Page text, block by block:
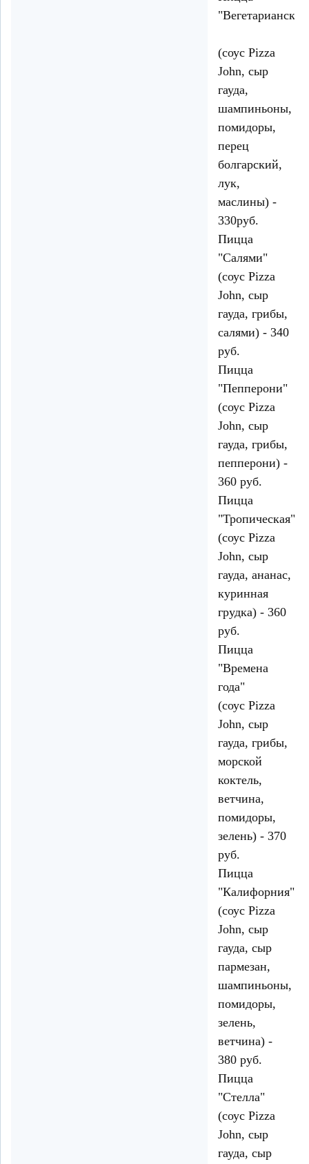
(соус Pizza
John, сыр
гауда,
шампиньоны,
помидоры,
перец
болгарский,
лук,
маслины) -
330руб.
Пицца
"Салями"
(соус Pizza
John, сыр
гауда, грибы,
салями) - 340
руб.
Пицца
"Пепперони"
(соус Pizza
John, сыр
гауда, грибы,
пепперони) -
360 руб.
Пицца
"Тропическая"
(соус Pizza
John, сыр
гауда, ананас,
куринная
грудка) - 360
руб.
Пицца
"Времена
года"
(соус Pizza
John, сыр
гауда, грибы,
морской
коктель,
ветчина,
помидоры,
зелень) - 370
руб.
Пицца
"Калифорния"
(соус Pizza
John, сыр
гауда, сыр
пармезан,
шампиньоны,
помидоры,
зелень,
ветчина) -
380 руб.
Пицца
"Стелла"
(соус Pizza
John, сыр
гауда, сыр